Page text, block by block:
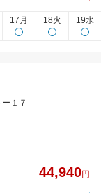
17月 18火 19水
１７
44,940円